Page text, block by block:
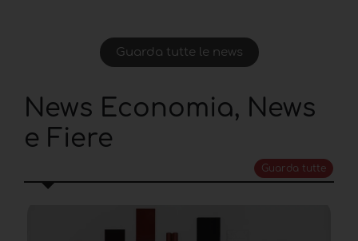
Guarda tutte le news
News Economia, News
e Fiere
Guarda tutte